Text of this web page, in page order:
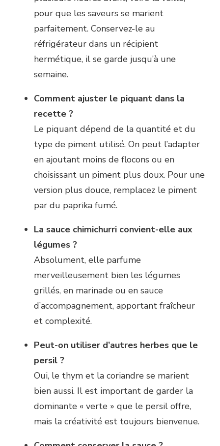
pour que les saveurs se marient
parfaitement. Conservez-le au
réfrigérateur dans un récipient
hermétique, il se garde jusqu’à une
semaine.
Comment ajuster le piquant dans la
recette ?
Le piquant dépend de la quantité et du
type de piment utilisé. On peut l’adapter
en ajoutant moins de flocons ou en
choisissant un piment plus doux. Pour une
version plus douce, remplacez le piment
par du paprika fumé.
La sauce chimichurri convient-elle aux
légumes ?
Absolument, elle parfume
merveilleusement bien les légumes
grillés, en marinade ou en sauce
d’accompagnement, apportant fraîcheur
et complexité.
Peut-on utiliser d’autres herbes que le
persil ?
Oui, le thym et la coriandre se marient
bien aussi. Il est important de garder la
dominante « verte » que le persil offre,
mais la créativité est toujours bienvenue.